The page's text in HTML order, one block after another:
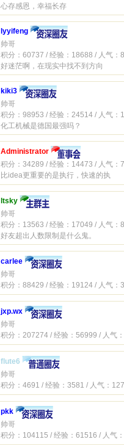
心存感恩，幸福长存
lyyifeng
帅哥
积分：60737 / 经验：18688 / 人气：
好迷茫啊，在现实中找不到方向
kiki3
帅哥
积分：98953 / 经验：24514 / 人气：
化工机械是德国最强吗？
Administrator
积分：34289 / 经验：14473 / 人气：
比idea更重要的是执行，快速的执
ltsky
帅哥
积分：13563 / 经验：17049 / 人气：
好友超出人数限制是什么鬼。
carlee
帅哥
积分：88429 / 经验：19124 / 人气：
jxp.wx
帅哥
积分：207274 / 经验：56999 / 人气
flute6
帅哥
积分：4691 / 经验：3581 / 人气：
pkk
帅哥
积分：104115 / 经验：61516 / 人气